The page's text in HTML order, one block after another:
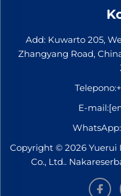
Add: Kuwarto 205,
Zhangyang Road,
Telepono:
E-mail:
WhatsApp:
Copyright © 2026 Yuerui
Co., Ltd..